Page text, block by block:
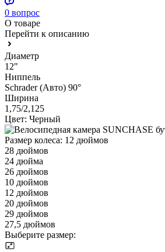
0 вопрос
О товаре
Перейти к описанию
Диаметр
12"
Ниппель
Schrader (Авто) 90°
Ширина
1,75/2,125
Цвет: Черный
Размер колеса: 12 дюймов
28 дюймов
24 дюйма
26 дюймов
10 дюймов
12 дюймов
20 дюймов
29 дюймов
27,5 дюймов
Выберите размер: